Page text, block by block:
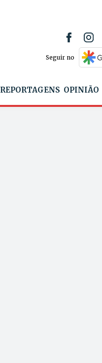
Seguir no
REPORTAGENS OPINIÃO